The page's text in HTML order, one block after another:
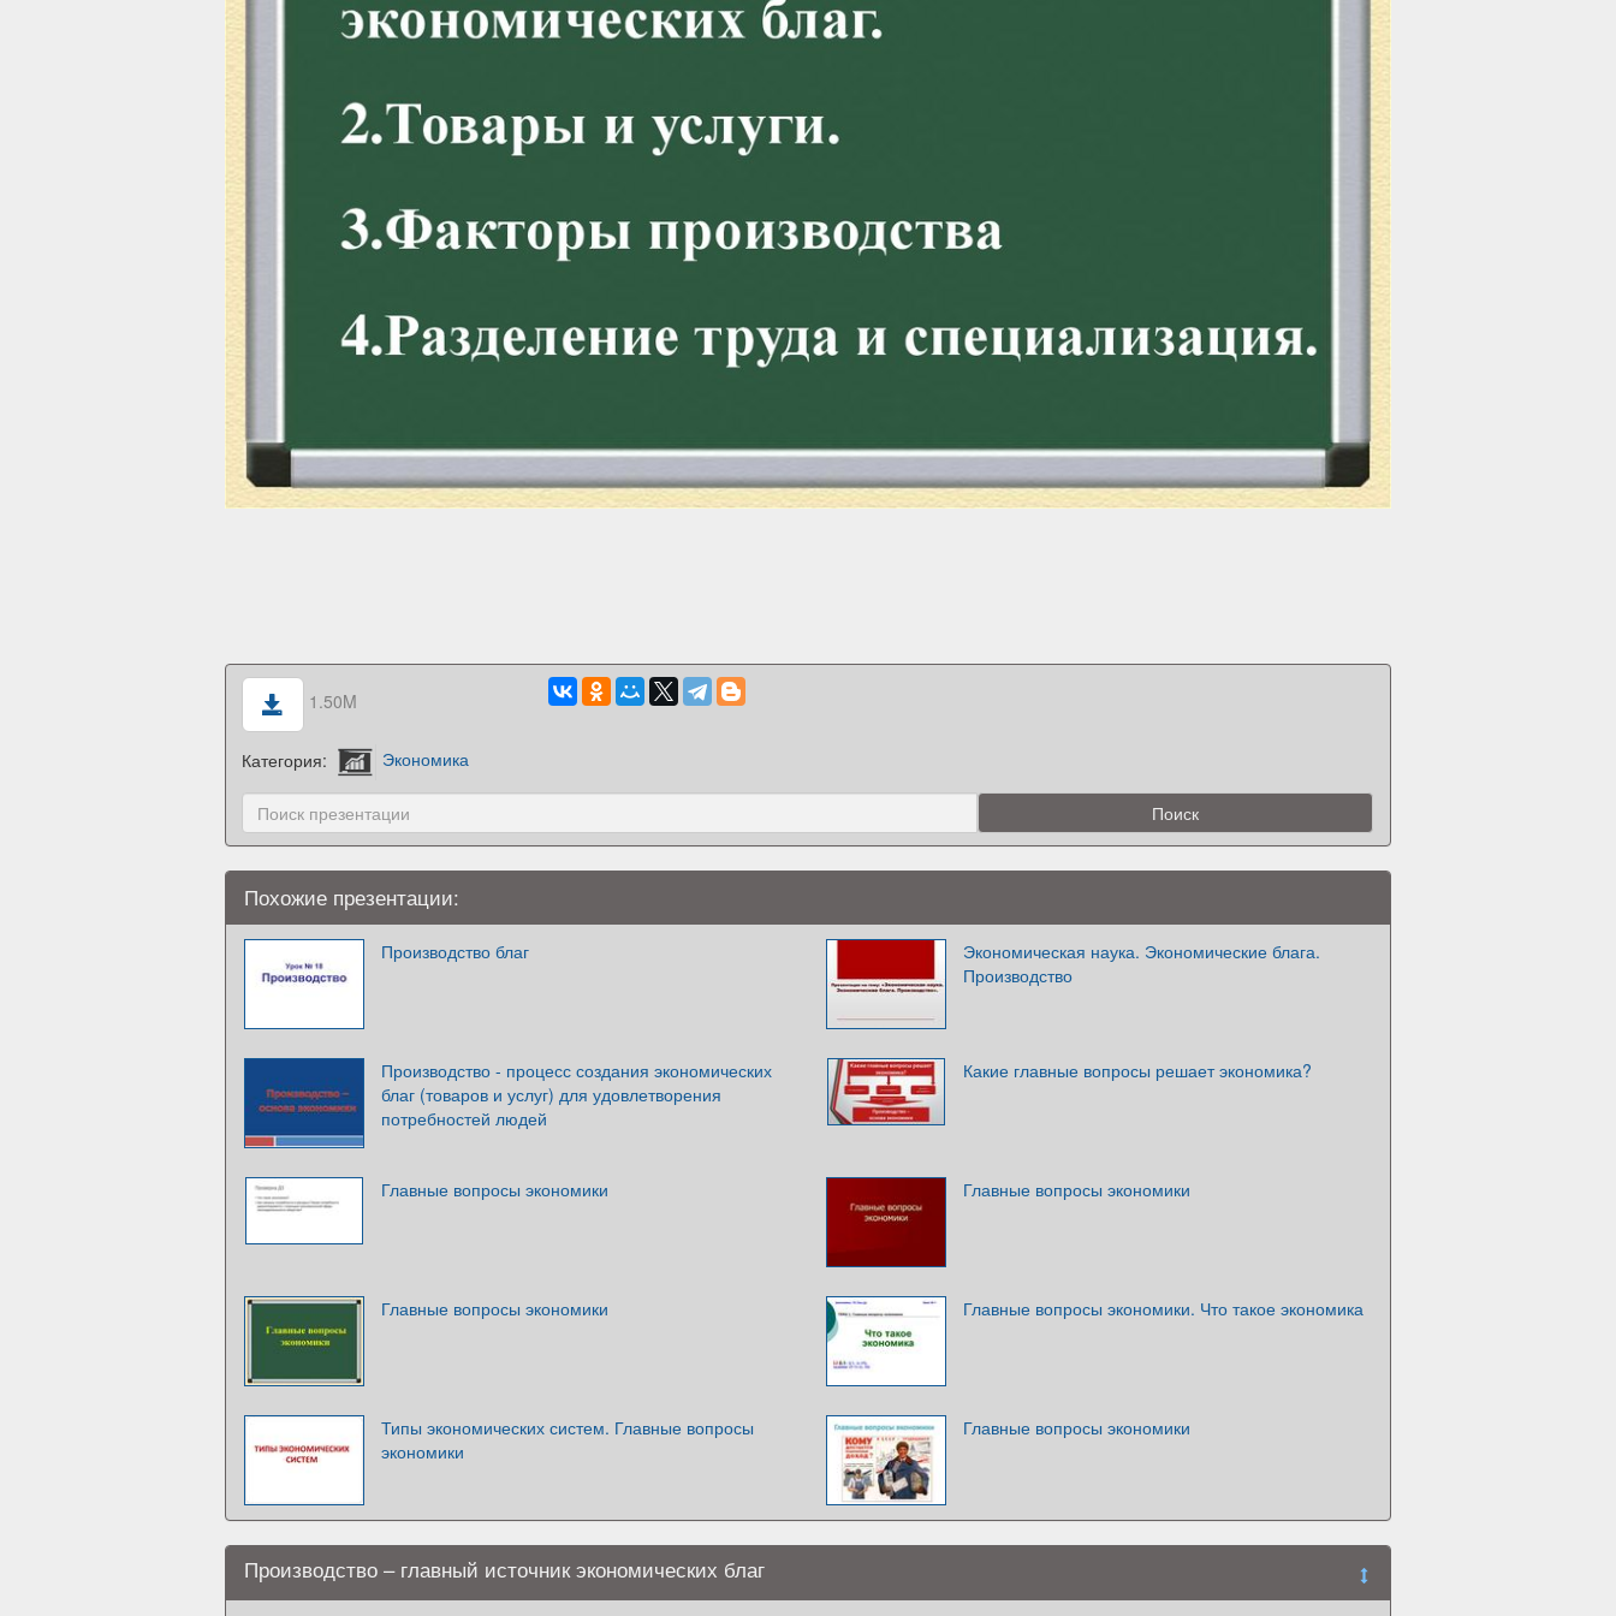
1.50M
Категория: Экономика
Похожие презентации:
Производство благ
Экономическая наука. Экономические блага.
Производство
Производство - процесс создания экономических
благ (товаров и услуг) для удовлетворения
потребностей людей
Какие главные вопросы решает экономика?
Главные вопросы экономики Главные вопросы экономики
Главные вопросы экономики Главные вопросы экономики. Что такое экономика
Типы экономических систем. Главные вопросы
экономики
Главные вопросы экономики
Производство – главный источник экономических благ